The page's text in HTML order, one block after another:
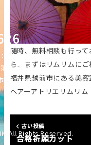
12:00-21:00）
三日曜日
塚町14-15-7【Google Map
All Rights Reserved.
随時、無料相談も行っ
ら、まずはリムリムにご
福井県越前市にある美容
ヘアーアトリエリムリ
古い投稿
合格祈願カット